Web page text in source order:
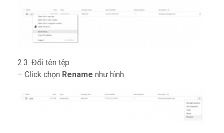
2.3. Đổi tên tệp
– Click chọn Rename như hình.